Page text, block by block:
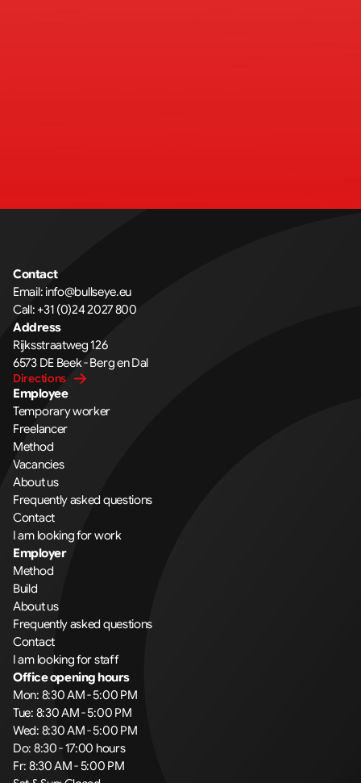
Contact
Email: info@bullseye.eu
Call: +31 (0)24 2027 800
Address
Rijksstraatweg 126
6573 DE Beek - Berg en Dal
Directions
Employee
Temporary worker
Freelancer
Method
Vacancies
About us
Frequently asked questions
Contact
I am looking for work
Employer
Method
Build
About us
Frequently asked questions
Contact
I am looking for staff
Office opening hours
Mon: 8:30 AM - 5:00 PM
Tue: 8:30 AM - 5:00 PM
Wed: 8:30 AM - 5:00 PM
Do: 8:30 - 17:00 hours
Fr: 8:30 AM - 5:00 PM